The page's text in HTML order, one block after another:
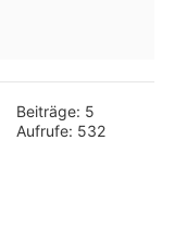
Beiträge: 5
Aufrufe: 532